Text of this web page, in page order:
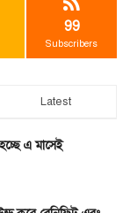
99
Subscribers
Latest
এ মাসেই